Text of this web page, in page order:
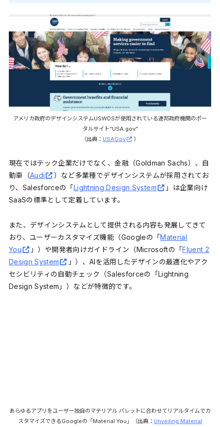
アメリカ政府のデザインシステムUSWDSが使用されている連邦政府機関のポー
タルサイト“USA.gov”
（出典： USAGov ）
現在ではテック企業だけでなく、金融（Goldman Sachs）、自
動車（Audi
）など多業種でデザインシステムが採用されてお
り、Salesforceの「Lightning Design System
」は企業向け
SaaSの標準として定着しています。
また、デザインシステムとして提供される内容も発展してきて
おり、ユーザーカスタマイズ機能（Googleの「Material
You
」）や開発者向けガイドライン（Microsoftの「Fluent 2
Design System
」）、AIを活用したデザインの最適化やアク
セシビリティの自動チェック（Salesforceの「Lightning
Design System」）などが特徴的です。
あらゆるアプリをユーザー独自のマテリアル パレットに合わせてリアルタイムでカ
スタマイズできるGoogleの「Material You」（出典： Unveiling Material